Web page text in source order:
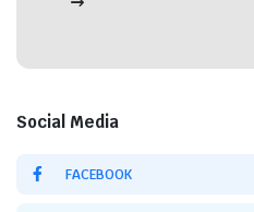
Social Media
FACEBOOK